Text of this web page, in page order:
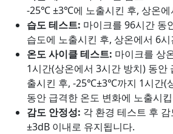
-25℃ ±3℃에 노출시킨 후, 상온에
습도 테스트: 마이크를 96시간 동
습도에 노출시킨 후, 상온에서 6
온도 사이클 테스트: 마이크를 상
1시간(상온에서 3시간 방치) 동안
출시킨 후, -25℃±3℃까지 1시간(
동안 급격한 온도 변화에 노출시
감도 안정성: 각 환경 테스트 후
±3dB 이내로 유지됩니다.